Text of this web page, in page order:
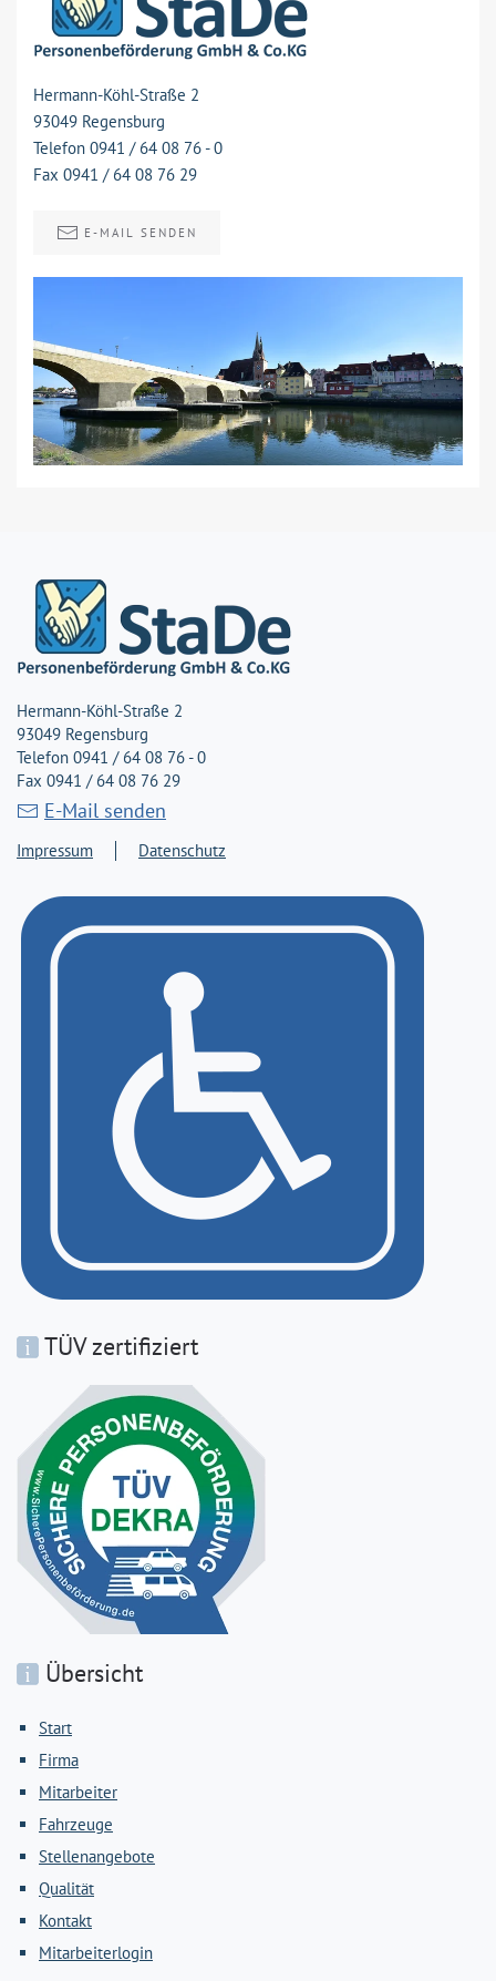
Hermann-Köhl-Straße 2
93049 Regensburg
Telefon 0941 / 64 08 76 - 0
Fax 0941 / 64 08 76 29
E-MAIL SENDEN
Hermann-Köhl-Straße 2
93049 Regensburg
Telefon 0941 / 64 08 76 - 0
Fax 0941 / 64 08 76 29
E-Mail senden
Impressum Datenschutz
TÜV zertifiziert
Übersicht
Start
Firma
Mitarbeiter
Fahrzeuge
Stellenangebote
Qualität
Kontakt
Mitarbeiterlogin